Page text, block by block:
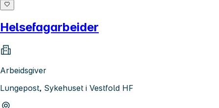
Helsefagarbeider
Arbeidsgiver
Lungepost, Sykehuset i Vestfold HF